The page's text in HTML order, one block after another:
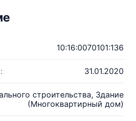
10:16:0070101:136
31.01.2020
строительства, Здание
(Многоквартирный дом)